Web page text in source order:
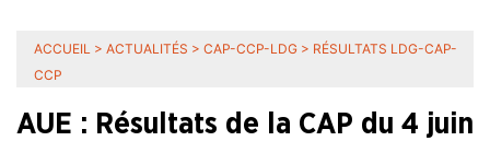
ACCUEIL > ACTUALITÉS > CAP-CCP-LDG > RÉSULTATS LDG-CAP-
CCP
AUE : Résultats de la CAP du 4 juin